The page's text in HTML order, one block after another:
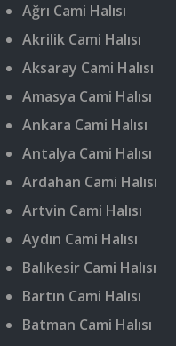
Ağrı Cami Halısı
Akrilik Cami Halısı
Aksaray Cami Halısı
Amasya Cami Halısı
Ankara Cami Halısı
Antalya Cami Halısı
Ardahan Cami Halısı
Artvin Cami Halısı
Aydın Cami Halısı
Balıkesir Cami Halısı
Bartın Cami Halısı
Batman Cami Halısı